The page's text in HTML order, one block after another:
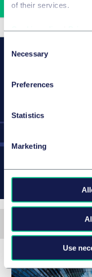
of their services.
Selection
Necessary
Preferences
Statistics
Marketing
Use
Actualités